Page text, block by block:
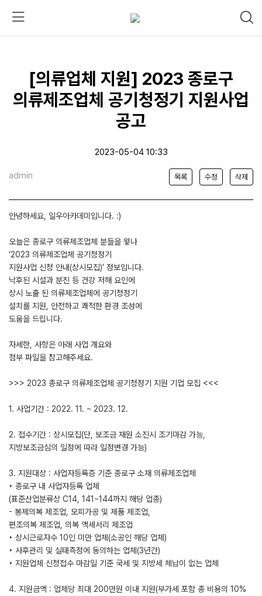
[의류업체 지원] 2023 종로구
의류제조업체 공기청정기 지원사업
공고
2023-05-04 10:33
admin 목록 수정 삭제
안녕하세요, 일우아카데미입니다. :)
오늘은 종로구 의류제조업체 분들을 윟나
‘2023 의류제조업체 공기청정기
지원사업 신청 안내(상시모집)’ 정보입니다.
낙후된 시설과 분진 등 건강 저해 요인에
상시 노출 된 의류제조업체에 공기청정기
설치를 지원, 안전하고 쾌적한 환경 조성에
도움을 드립니다.
자세한, 사항은 아래 사업 개요와
첨부 파일을 참고해주세요.
>>> 2023 종로구 의류제조업체 공기청정기 지원 기업 모집 <<<
1. 사업기간 : 2022. 11. ~ 2023. 12.
2. 접수기간 : 상시모집(단, 보조금 재원 소진시 조기마감 가능,
지방보조금심의 일정에 따라 일정변경 가능)
3. 지원대상 : 사업자등록증 기준 종로구 소재 의류제조업체
‣ 종로구 내 사업자등록 업체
(표준산업분류상 C14, 141~144까지 해당 업종)
- 봉제의복 제조업, 모피가공 및 제품 제조업,
편조의복 제조업, 의복 액세서리 제조업
‣ 상시근로자수 10인 미만 업체(소공인 해당 업체)
‣ 사후관리 및 실태측정에 동의하는 업체(3년간)
‣ 지원업체 신청접수 마감일 기준 국세 및 지방세 체납이 없는 업체
4. 지원금액 : 업체당 최대 200만원 이내 지원(부가세 포함 총 비용의 10%